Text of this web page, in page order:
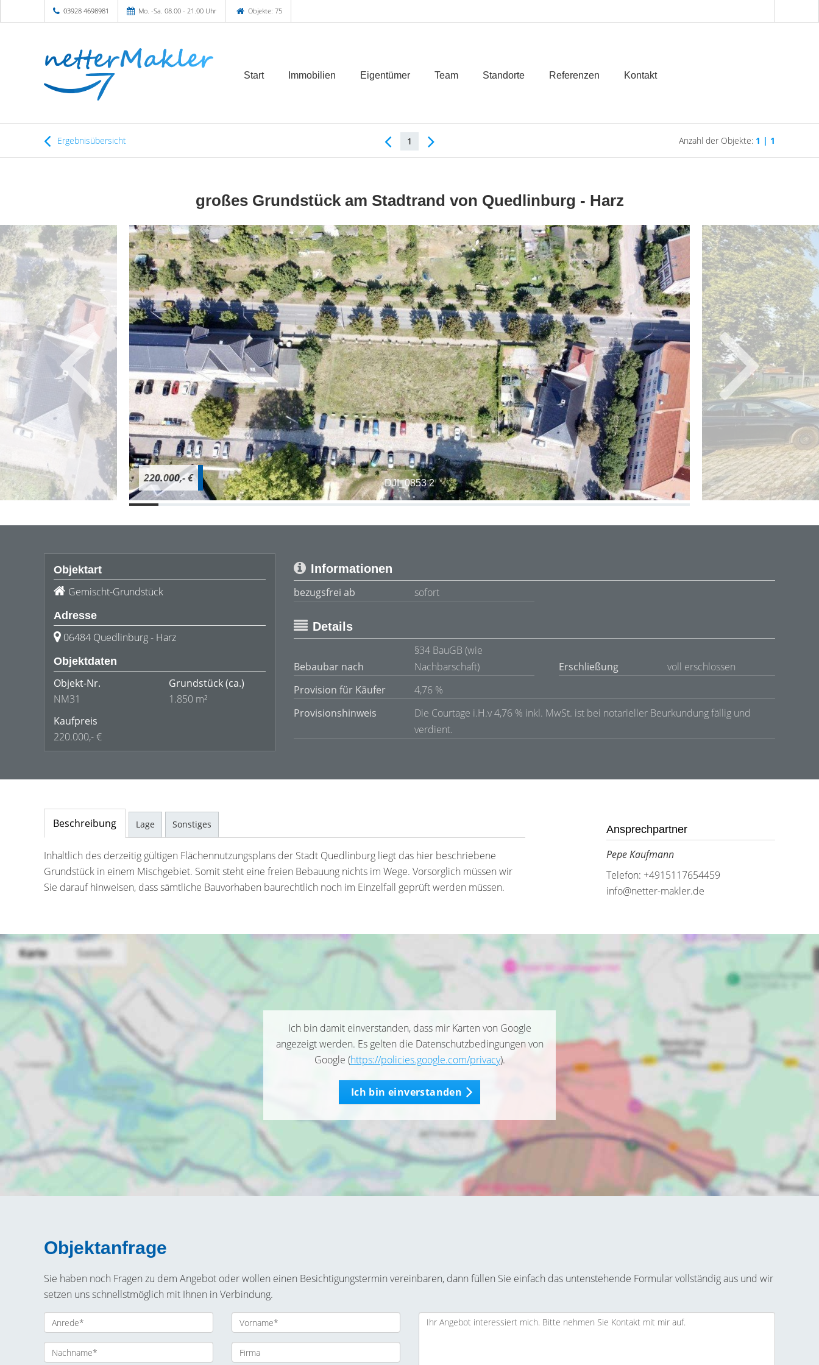
03928 4698981 Mo. -Sa. 08.00 - 21.00 Uhr Objekte: 75
Start Immobilien Eigentümer Team Standorte Referenzen Kontakt
Ergebnisübersicht 1 Anzahl der Objekte: 1 | 1
großes Grundstück am Stadtrand von Quedlinburg - Harz
DJI_0853 2
220.000,- €
Objektart
Gemischt-Grundstück
Adresse
06484 Quedlinburg - Harz
Objektdaten
Objekt-Nr.
NM31
Grundstück(ca.)
1.850 m²
Kaufpreis
220.000,- €
Informationen
bezugsfrei ab
sofort
Details
Bebaubar nach
§34 BauGB (wie
Nachbarschaft)
Erschließung
voll erschlossen
Provision für Käufer
4,76 %
Provisionshinweis
Die Courtage i.H.v 4,76 % inkl. MwSt. ist bei notarieller Beurkundung fällig und
verdient.
Beschreibung Lage Sonstiges
Inhaltlich des derzeitig gültigen Flächennutzungsplans der Stadt Quedlinburg liegt das hier beschriebene
Grundstück in einem Mischgebiet. Somit steht eine freien Bebauung nichts im Wege. Vorsorglich müssen wir
Sie darauf hinweisen, dass sämtliche Bauvorhaben baurechtlich noch im Einzelfall geprüft werden müssen.
Ansprechpartner
Pepe Kaufmann
Telefon: +4915117654459
info@netter-makler.de
Ich bin damit einverstanden, dass mir Karten von Google
angezeigt werden. Es gelten die Datenschutzbedingungen von
Google (https://policies.google.com/privacy).
Ich bin einverstanden
Objektanfrage
Sie haben noch Fragen zu dem Angebot oder wollen einen Besichtigungstermin vereinbaren, dann füllen Sie einfach das untenstehende Formular vollständig aus und wir
setzen uns schnellstmöglich mit Ihnen in Verbindung.